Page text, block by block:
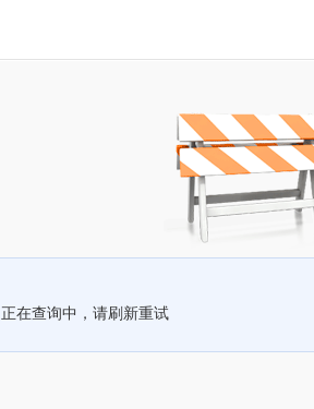
正在查询中，请刷新重试